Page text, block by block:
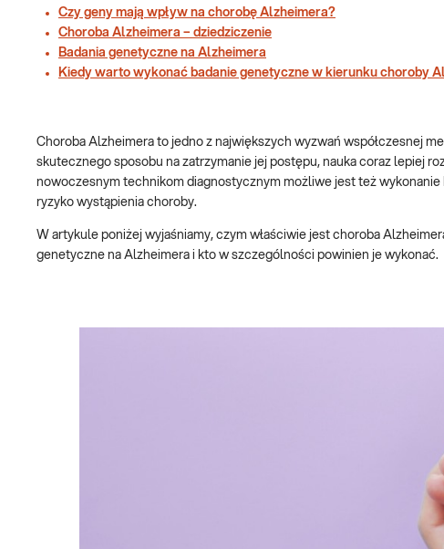
Czy geny mają wpływ na chorobę Alzheimera?
Choroba Alzheimera – dziedziczenie
Badania genetyczne na Alzheimera
Kiedy warto wykonać badanie genetyczne w kierunku choroby
Choroba Alzheimera to jedno z największych wyzwań współczesnej
skutecznego sposobu na zatrzymanie jej postępu, nauka coraz lepiej
nowoczesnym technikom diagnostycznym możliwe jest też
ryzyko wystąpienia choroby.
W artykule poniżej wyjaśniamy, czym właściwie jest choroba
genetyczne na Alzheimera i kto w szczególności powinien je wykonać.